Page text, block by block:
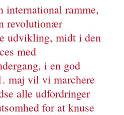
international ramme,
revolutionær
udvikling, midt i den
med
i en god
maj vil vi marchere
alle udfordringer
for at knuse